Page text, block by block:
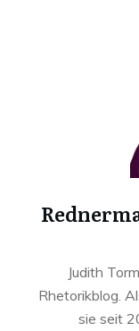
Judith
Rhetorikblog.
sie seit